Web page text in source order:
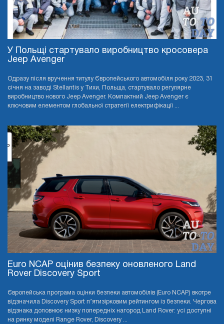
У Польщі стартувало виробництво кросовера
Jeep Avenger
Одразу після вручення титулу Європейського автомобіля року 2023, 31
січня на заводі Stellantis у Тихи, Польща, стартувало регулярне
виробництво нового Jeep Avenger. Компактний Jeep Avenger є
ключовим елементом глобальної стратегії електрифікації ...
Euro NCAP оцінив безпеку оновленого Land
Rover Discovery Sport
Європейська програма оцінки безпеки автомобілів (Euro NCAP) вкотре
відзначила Discovery Sport п’ятизірковим рейтингом із безпеки. Чергова
відзнака доповнює низку попередніх нагород Land Rover: усі доступні
на ринку моделі Range Rover, Discovery ...